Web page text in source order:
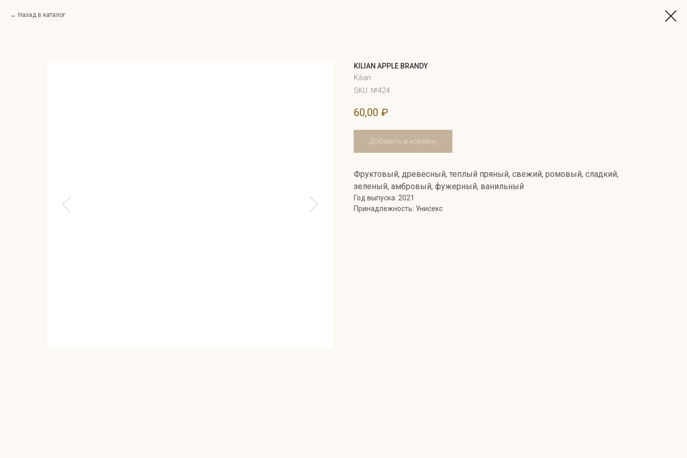
Назад в каталог
KILIAN APPLE BRANDY
Kilian
SKU: №424
60,00 ₽
Добавить в корзину
Фруктовый, древесный, теплый пряный, свежий, ромовый, сладкий,
зеленый, амбровый, фужерный, ванильный
Год выпуска: 2021
Принадлежность: Унисекс